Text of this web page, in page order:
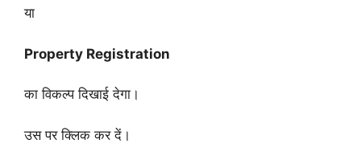
या
Property Registration
का विकल्प दिखाई देगा।
उस पर क्लिक कर दें।